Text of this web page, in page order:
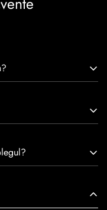
modei, Caspian se
încălțăminte Caspian
care aduc la
prin